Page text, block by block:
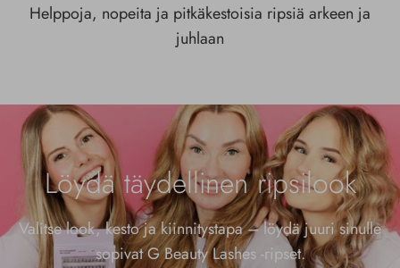
Helppoja, nopeita ja pitkäkestoisia ripsiä arkeen ja
juhlaan
Löydä täydellinen ripsilook
Valitse look, kesto ja kiinnitystapa – löydä juuri sinulle
sopivat G Beauty Lashes -ripset.